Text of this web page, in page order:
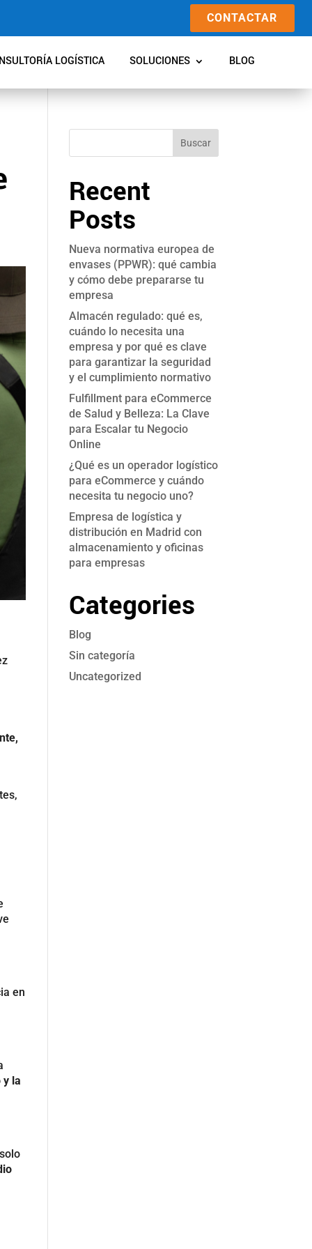
CONTACTAR
LOGÍSTICA SOLUCIONES BLOG
en
y la
Buscar
Recent
Posts
Nueva normativa europea de
envases (PPWR): qué cambia
y cómo debe prepararse tu
empresa
Almacén regulado: qué es,
cuándo lo necesita una
empresa y por qué es clave
para garantizar la seguridad
y el cumplimiento normativo
Fulfillment para eCommerce
de Salud y Belleza: La Clave
para Escalar tu Negocio
Online
¿Qué es un operador logístico
para eCommerce y cuándo
necesita tu negocio uno?
Empresa de logística y
distribución en Madrid con
almacenamiento y oficinas
para empresas
Categories
Blog
Sin categoría
Uncategorized